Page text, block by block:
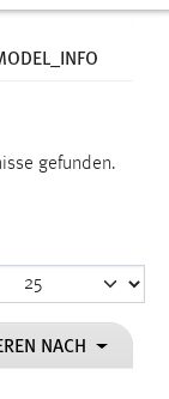
gefunden.
NACH
Funktion der